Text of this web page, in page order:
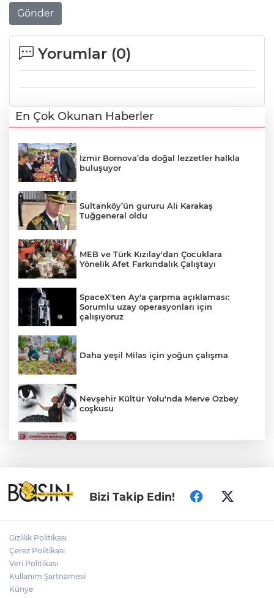
Gönder
Yorumlar (0)
En Çok Okunan Haberler
İzmir Bornova’da doğal lezzetler halkla
buluşuyor
Sultanköy’ün gururu Ali Karakaş
Tuğgeneral oldu
MEB ve Türk Kızılay'dan Çocuklara
Yönelik Afet Farkındalık Çalıştayı
SpaceX'ten Ay'a çarpma açıklaması:
Sorumlu uzay operasyonları için
çalışıyoruz
Daha yeşil Milas için yoğun çalışma
Nevşehir Kültür Yolu'nda Merve Özbey
coşkusu
Edirne Keşan’da temizlik hareketi
ödülsüz kalmadı
Bizi Takip Edin!
Gizlilik Politikası
Çerez Politikası
Veri Politikası
Kullanım Şartnamesi
Künye